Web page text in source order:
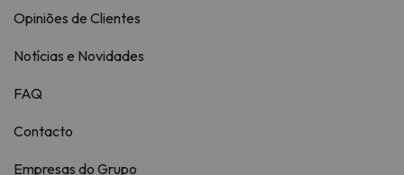
Opiniões de Clientes
Notícias e Novidades
FAQ
Contacto
Empresas do Grupo